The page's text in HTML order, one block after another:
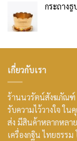
กระถาง
เกี่ยวกับเรา
ร้านนวรัตน์สังฆภัณฑ์
รับความไว้วางใจ ใ
ส่ง มีสินค้าหลากหลา
เครื่องกฐิน ไทยธรร